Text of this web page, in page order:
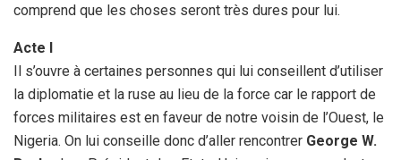
comprend que les choses seront très dures pour lui.
Acte l
Il s’ouvre à certaines personnes qui lui conseillent d’utiliser
la diplomatie et la ruse au lieu de la force car le rapport de
forces militaires est en faveur de notre voisin de l’Ouest, le
Nigeria. On lui conseille donc d’aller rencontrer George W.